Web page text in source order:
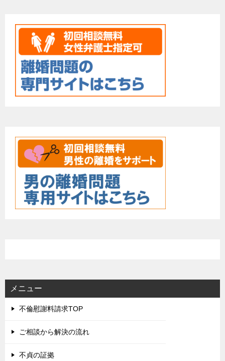
メニュー
不倫慰謝料請求TOP
ご相談から解決の流れ
不貞の証拠